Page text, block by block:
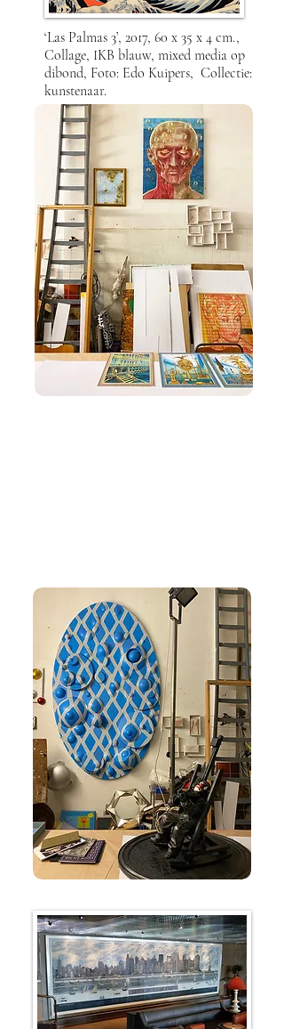
‘Las Palmas 3’, 2017, 60 x 35 x 4 cm.,
Collage, IKB blauw, mixed media op
dibond, Foto: Edo Kuipers, Collectie:
kunstenaar.